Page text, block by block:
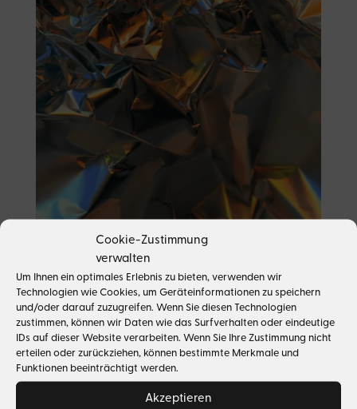
Cookie-Zustimmung
verwalten
Um Ihnen ein optimales Erlebnis zu bieten, verwenden wir
Technologien wie Cookies, um Geräteinformationen zu speichern
und/oder darauf zuzugreifen. Wenn Sie diesen Technologien
zustimmen, können wir Daten wie das Surfverhalten oder eindeutige
IDs auf dieser Website verarbeiten. Wenn Sie Ihre Zustimmung nicht
erteilen oder zurückziehen, können bestimmte Merkmale und
Funktionen beeinträchtigt werden.
Akzeptieren
Spekulation mit Musikrechten als profitable
Geldanlage? – Der Handel mit Urheberrechten
und die Angst der Kreativen
31 März 2022 Media & Entertainment